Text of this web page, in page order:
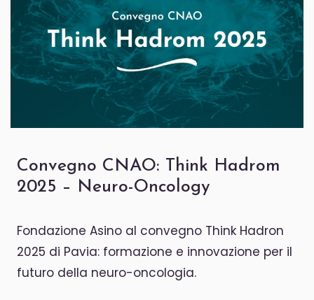
Convegno CNAO: Think Hadrom
2025 – Neuro-Oncology
Fondazione Asino al convegno Think Hadron
2025 di Pavia: formazione e innovazione per il
futuro della neuro-oncologia.